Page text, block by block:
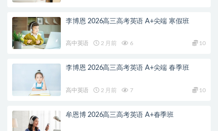
李博恩 2026高三高考英语 A+尖端 寒假班
高中英语 2 月前 6 10
李博恩 2026高三高考英语 A+尖端 春季班
高中英语 2 月前 7 10
牟恩博 2026高三高考英语 A+春季班